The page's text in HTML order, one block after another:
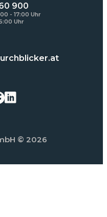
900
- 17:00 Uhr
Uhr
© 2026